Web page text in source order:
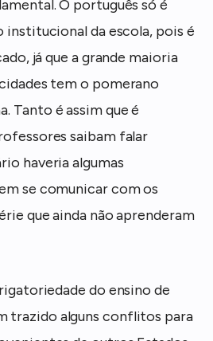
O português só é
institucional da escola, pois é
já que a grande maioria
tem o pomerano
Tanto é assim que é
saibam falar
haveria algumas
se comunicar com os
que ainda não aprenderam
do ensino de
trazido alguns conflitos para